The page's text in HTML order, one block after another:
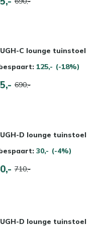
C lounge tuinstoel
125,- (-18%)
690,-
D lounge tuinstoel
30,- (-4%)
710,-
D lounge tuinstoel